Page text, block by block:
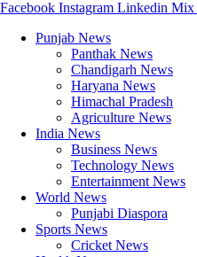
Facebook Instagram Linkedin Mix
Punjab News
Panthak News
Chandigarh News
Haryana News
Himachal Pradesh
Agriculture News
India News
Business News
Technology News
Entertainment News
World News
Punjabi Diaspora
Sports News
Cricket News